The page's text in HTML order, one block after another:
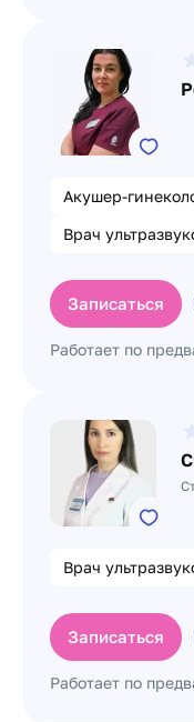
Акушер-
Врач
Записаться
Работает по
Врач
Записаться
Работает по